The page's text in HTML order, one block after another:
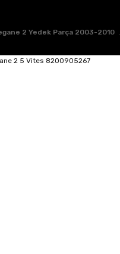
2 Yedek Parça 2003-2010